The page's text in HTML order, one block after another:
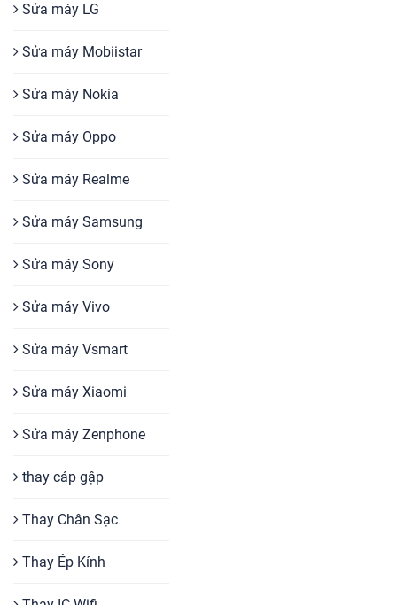
Sửa máy LG
Sửa máy Mobiistar
Sửa máy Nokia
Sửa máy Oppo
Sửa máy Realme
Sửa máy Samsung
Sửa máy Sony
Sửa máy Vivo
Sửa máy Vsmart
Sửa máy Xiaomi
Sửa máy Zenphone
thay cáp gập
Thay Chân Sạc
Thay Ép Kính